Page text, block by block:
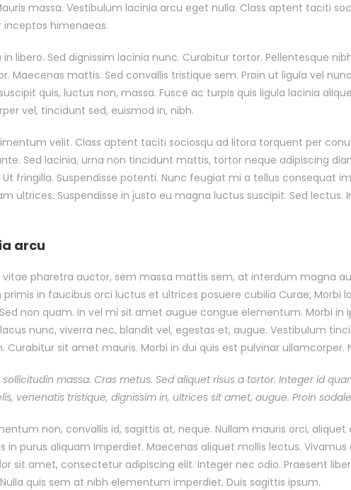
massa. Vestibulum lacinia arcu eget nulla. Class aptent taciti
himenaeos.
libero. Sed dignissim lacinia nunc. Curabitur tortor. Pellentesque
Maecenas mattis. Sed convallis tristique sem. Proin ut ligula vel
quis, luctus non, massa. Fusce ac turpis quis ligula lacinia
vel, tincidunt sed, euismod in, nibh.
velit. Class aptent taciti sociosqu ad litora torquent per
Sed lacinia, urna non tincidunt mattis, tortor neque adipiscing
Ut fringilla. Suspendisse potenti. Nunc feugiat mi a tellus consequat
ultrices. Suspendisse in justo eu magna luctus suscipit. Sed lectus.
arcu
vitae pharetra auctor, sem massa mattis sem, at interdum magna
in faucibus orci luctus et ultrices posuere cubilia Curae; Morbi
non quam. In vel mi sit amet augue congue elementum. Morbi in
nunc, viverra nec, blandit vel, egestas et, augue. Vestibulum
Curabitur sit amet mauris. Morbi in dui quis est pulvinar ullamcorper.
massa. Cras metus. Sed aliquet risus a tortor. Integer id
venenatis tristique, dignissim in, ultrices sit amet, augue. Proin
non, convallis id, sagittis at, neque. Nullam mauris orci, aliquet
in purus aliquam imperdiet. Maecenas aliquet mollis lectus.
sit amet, consectetur adipiscing elit. Integer nec odio. Praesent
quis sem at nibh elementum imperdiet. Duis sagittis ipsum.